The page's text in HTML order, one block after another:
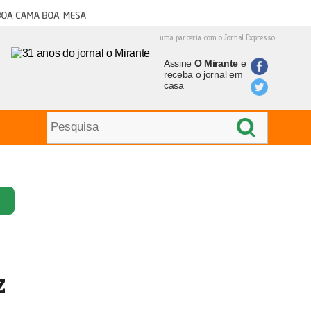
cama boa mesa
uma parceria com o Jornal Expresso
Assine O Mirantee
receba o jornal em
casa